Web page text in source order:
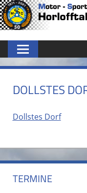
Zum
Inhalt
DOLLSTES
Dollstes Dorf
TERMINE